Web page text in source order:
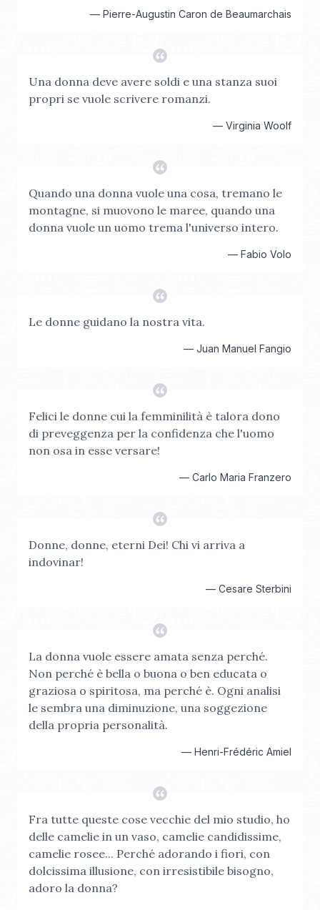
— Pierre-Augustin Caron de Beaumarchais
Una donna deve avere soldi e una stanza suoi
propri se vuole scrivere romanzi.
— Virginia Woolf
Quando una donna vuole una cosa, tremano le
montagne, si muovono le maree, quando una
donna vuole un uomo trema l'universo intero.
— Fabio Volo
Le donne guidano la nostra vita.
— Juan Manuel Fangio
Felici le donne cui la femminilità è talora dono
di preveggenza per la confidenza che l'uomo
non osa in esse versare!
— Carlo Maria Franzero
Donne, donne, eterni Dei! Chi vi arriva a
indovinar!
— Cesare Sterbini
La donna vuole essere amata senza perché.
Non perché è bella o buona o ben educata o
graziosa o spiritosa, ma perché è. Ogni analisi
le sembra una diminuzione, una soggezione
della propria personalità.
— Henri-Frédéric Amiel
Fra tutte queste cose vecchie del mio studio, ho
delle camelie in un vaso, camelie candidissime,
camelie rosee... Perché adorando i fiori, con
dolcissima illusione, con irresistibile bisogno,
adoro la donna?